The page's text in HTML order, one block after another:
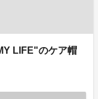
LIFE"のケア帽